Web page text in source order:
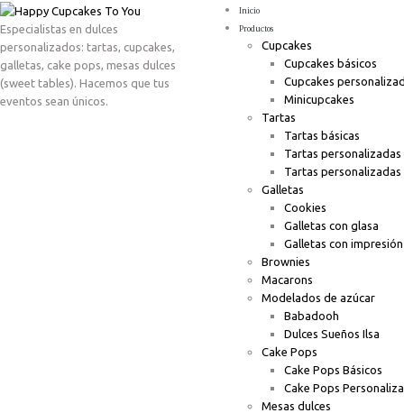
Especialistas en dulces
personalizados: tartas, cupcakes,
galletas, cake pops, mesas dulces
(sweet tables). Hacemos que tus
eventos sean únicos.
Inicio
Productos
Cupcakes
Cupcakes básicos
Cupcakes
Minicupcakes
Tartas
Tartas básicas
Tartas
Tartas personalizadas
Galletas
Cookies
Galletas con glasa
Galletas con
Brownies
Macarons
Modelados de azúcar
Babadooh
Dulces Sueños Ilsa
Cake Pops
Cake Pops Básicos
Cake Pops
Mesas dulces